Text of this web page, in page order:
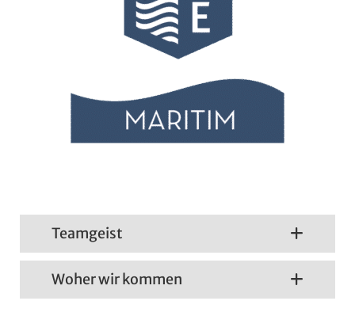
Teamgeist
Woher wir kommen